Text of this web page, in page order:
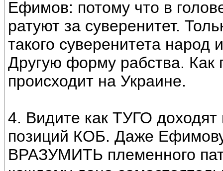
Ефимов: потому что в
ратуют за суверенитет.
такого суверенитета
Другую форму рабства. Как
происходит на Украине.
4. Видите как ТУГО
позиций КОБ. Даже
ВРАЗУМИТЬ племенного